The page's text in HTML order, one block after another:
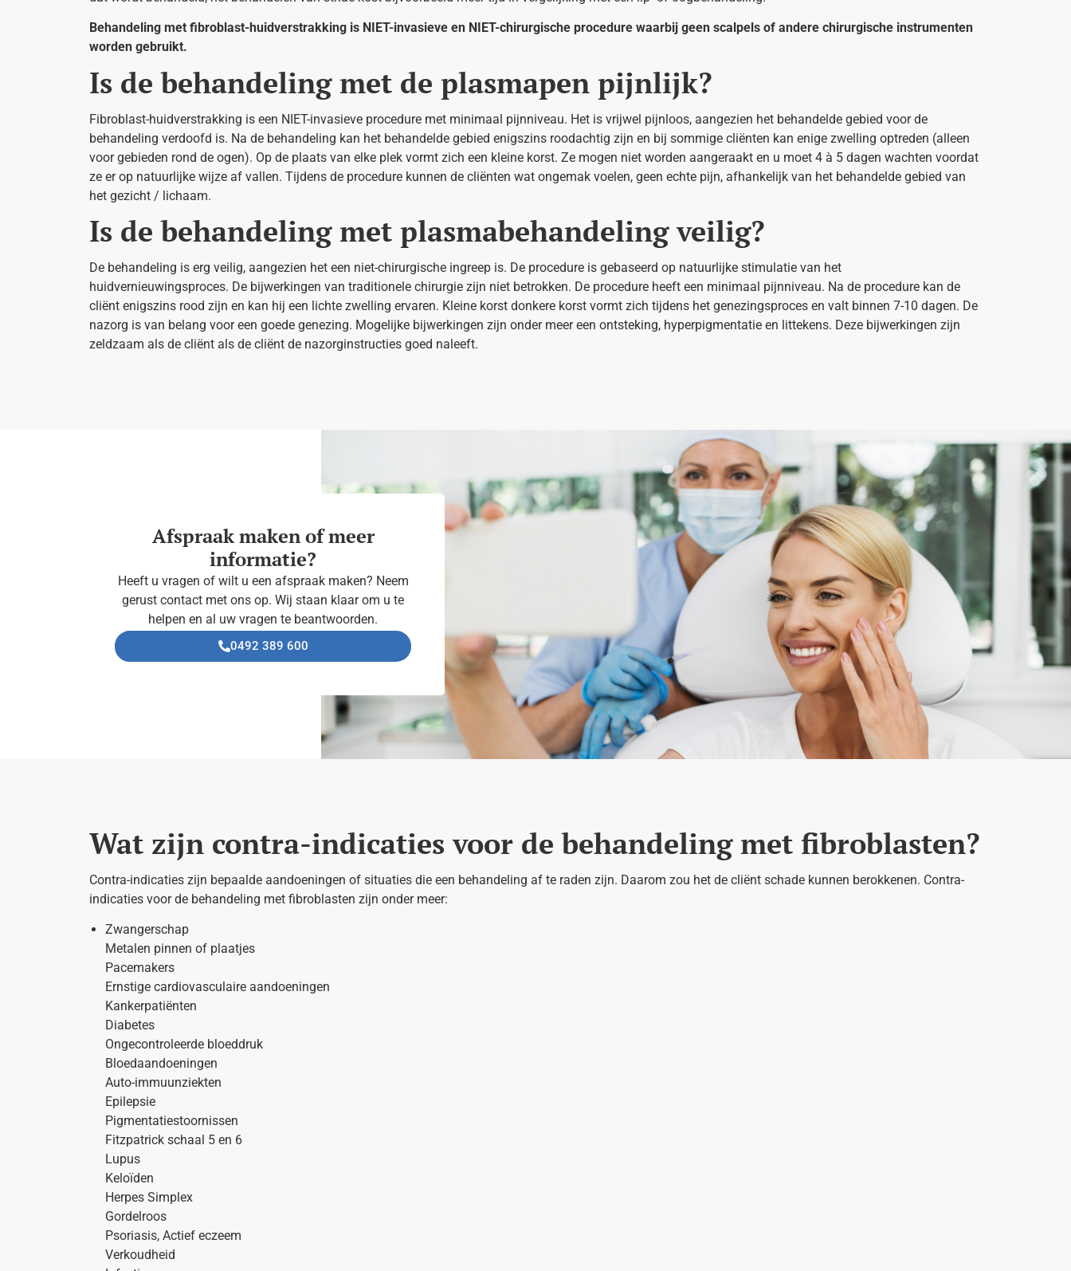
Behandeling met fibroblast-huidverstrakking is NIET-invasieve en NIET-chirurgische procedure waarbij geen scalpels of andere chirurgische instrumenten
worden gebruikt.
Is de behandeling met de plasmapen pijnlijk?
Fibroblast-huidverstrakking is een NIET-invasieve procedure met minimaal pijnniveau. Het is vrijwel pijnloos, aangezien het behandelde gebied voor de
behandeling verdoofd is. Na de behandeling kan het behandelde gebied enigszins roodachtig zijn en bij sommige cliënten kan enige zwelling optreden (alleen
voor gebieden rond de ogen). Op de plaats van elke plek vormt zich een kleine korst. Ze mogen niet worden aangeraakt en u moet 4 à 5 dagen wachten voordat
ze er op natuurlijke wijze af vallen. Tijdens de procedure kunnen de cliënten wat ongemak voelen, geen echte pijn, afhankelijk van het behandelde gebied van
het gezicht / lichaam.
Is de behandeling met plasmabehandeling veilig?
De behandeling is erg veilig, aangezien het een niet-chirurgische ingreep is. De procedure is gebaseerd op natuurlijke stimulatie van het
huidvernieuwingsproces. De bijwerkingen van traditionele chirurgie zijn niet betrokken. De procedure heeft een minimaal pijnniveau. Na de procedure kan de
cliënt enigszins rood zijn en kan hij een lichte zwelling ervaren. Kleine korst donkere korst vormt zich tijdens het genezingsproces en valt binnen 7-10 dagen. De
nazorg is van belang voor een goede genezing. Mogelijke bijwerkingen zijn onder meer een ontsteking, hyperpigmentatie en littekens. Deze bijwerkingen zijn
zeldzaam als de cliënt als de cliënt de nazorginstructies goed naleeft.
Afspraak maken of meer
informatie?
Heeft u vragen of wilt u een afspraak maken? Neem
gerust contact met ons op. Wij staan klaar om u te
helpen en al uw vragen te beantwoorden.
0492 389 600
Wat zijn contra-indicaties voor de behandeling met fibroblasten?
Contra-indicaties zijn bepaalde aandoeningen of situaties die een behandeling af te raden zijn. Daarom zou het de cliënt schade kunnen berokkenen. Contra-
indicaties voor de behandeling met fibroblasten zijn onder meer:
Zwangerschap
Metalen pinnen of plaatjes
Pacemakers
Ernstige cardiovasculaire aandoeningen
Kankerpatiënten
Diabetes
Ongecontroleerde bloeddruk
Bloedaandoeningen
Auto-immuunziekten
Epilepsie
Pigmentatiestoornissen
Fitzpatrick schaal 5 en 6
Lupus
Keloïden
Herpes Simplex
Gordelroos
Psoriasis, Actief eczeem
Verkoudheid